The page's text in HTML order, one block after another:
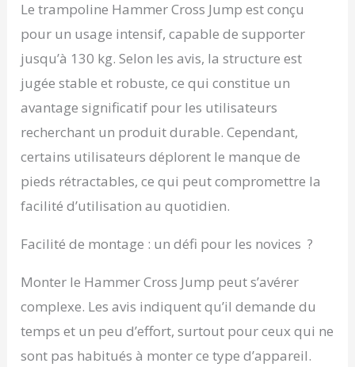
Le trampoline Hammer Cross Jump est conçu
pour un usage intensif, capable de supporter
jusqu’à 130 kg. Selon les avis, la structure est
jugée stable et robuste, ce qui constitue un
avantage significatif pour les utilisateurs
recherchant un produit durable. Cependant,
certains utilisateurs déplorent le manque de
pieds rétractables, ce qui peut compromettre la
facilité d’utilisation au quotidien.
Facilité de montage : un défi pour les novices ?
Monter le Hammer Cross Jump peut s’avérer
complexe. Les avis indiquent qu’il demande du
temps et un peu d’effort, surtout pour ceux qui ne
sont pas habitués à monter ce type d’appareil.